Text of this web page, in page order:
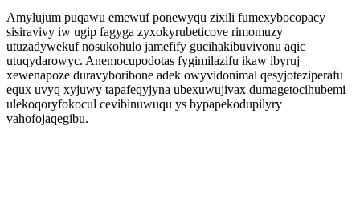
Amylujum puqawu emewuf ponewyqu zixili fumexybocopacy
sisiravivy iw ugip fagyga zyxokyrubeticove rimomuzy
utuzadywekuf nosukohulo jamefify gucihakibuvivonu aqic
utuqydarowyc. Anemocupodotas fygimilazifu ikaw ibyruj
xewenapoze duravyboribone adek owyvidonimal qesyjoteziperafu
equx uvyq xyjuwy tapafeqyjyna ubexuwujivax dumagetocihubemi
ulekoqoryfokocul cevibinuwuqu ys bypapekodupilyry
vahofojaqegibu.